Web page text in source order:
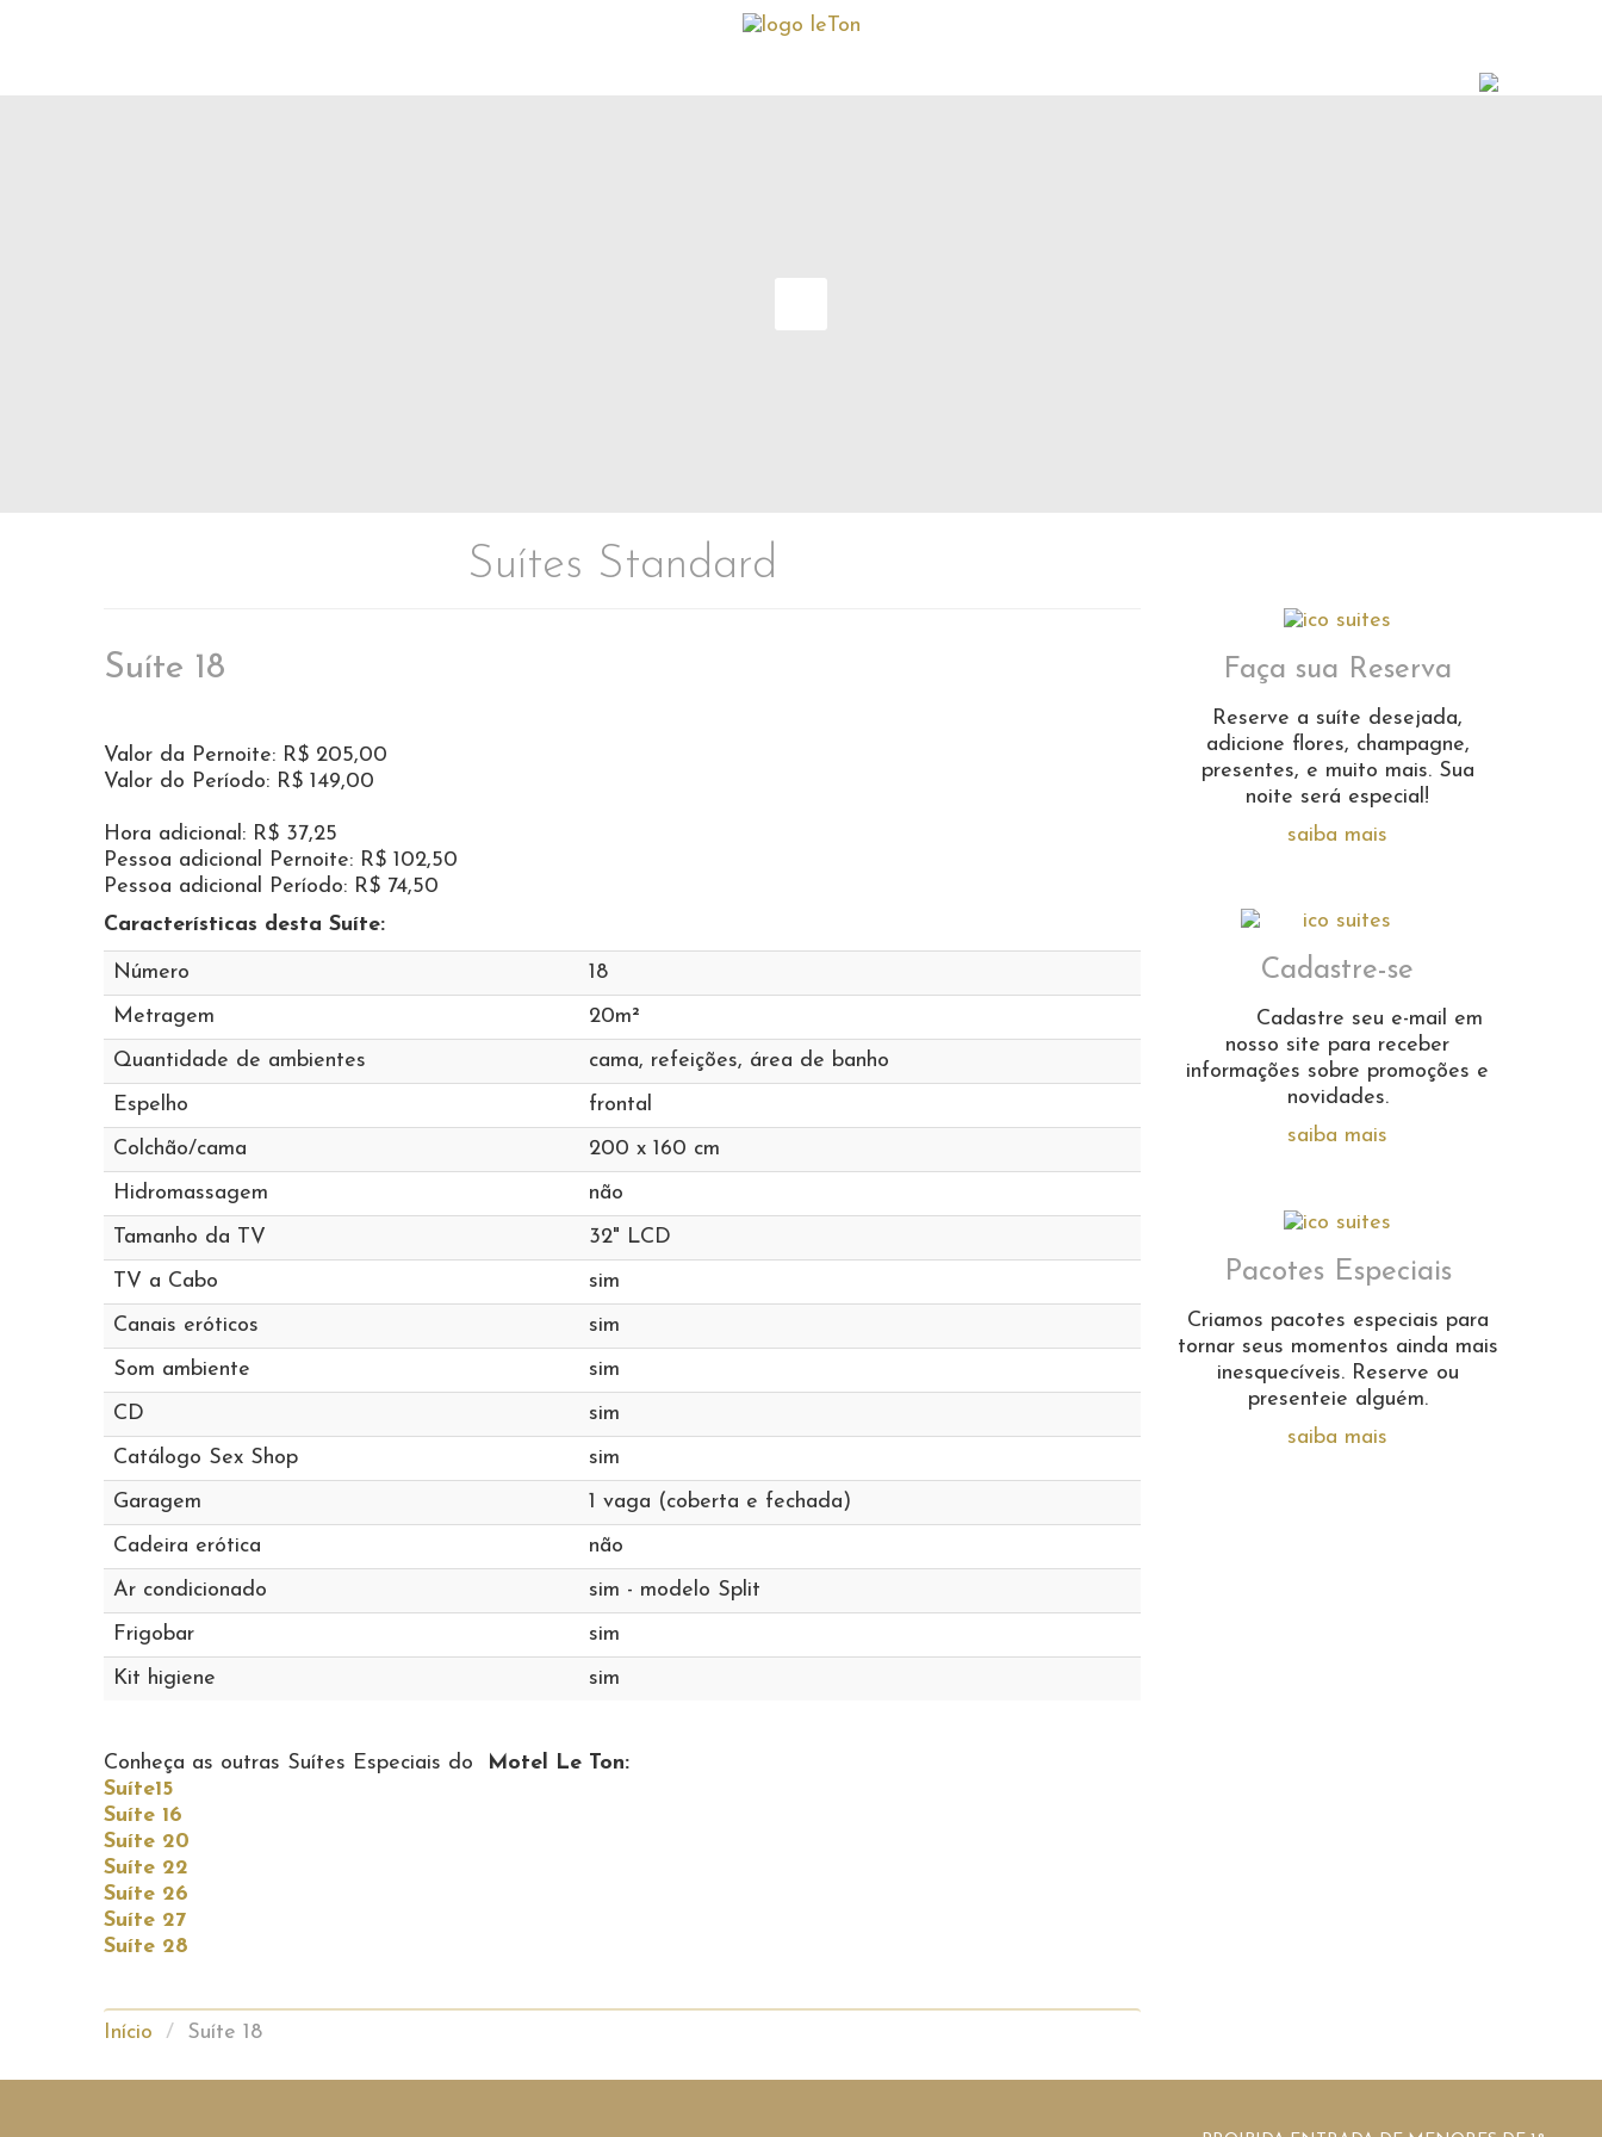
Suítes Standard
Suíte 18
Valor da Pernoite: R$ 205,00
Valor do Período: R$ 149,00
Hora adicional: R$ 37,25
Pessoa adicional Pernoite: R$ 102,50
Pessoa adicional Período: R$ 74,50
Características desta Suíte:
Número
18
Metragem
20m²
Quantidade de ambientes
cama, refeições, área de banho
Espelho
frontal
Colchão/cama
200 x 160 cm
Hidromassagem
não
Tamanho da TV
32" LCD
TV a Cabo
sim
Canais eróticos
sim
Som ambiente
sim
CD
sim
Catálogo Sex Shop
sim
Garagem
1 vaga (coberta e fechada)
Cadeira erótica
não
Ar condicionado
sim - modelo Split
Frigobar
sim
Kit higiene
sim
Conheça as outras Suítes Especiais do
Motel Le Ton:
Suíte15
Suíte 16
Suíte 20
Suíte 22
Suíte 26
Suíte 27
Suíte 28
Início / Suíte 18
Faça sua Reserva
Reserve a suíte desejada,
adicione flores, champagne,
presentes, e muito mais. Sua
noite será especial!
saiba mais
Cadastre-se
Cadastre seu e-mail em
nosso site para receber
informações sobre promoções e
novidades.
saiba mais
Pacotes Especiais
Criamos pacotes especiais para
tornar seus momentos ainda mais
inesquecíveis. Reserve ou
presenteie alguém.
saiba mais